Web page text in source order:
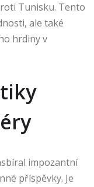
Tunisku. Tento
ale také
hrdiny v
impozantní
příspěvky. Je